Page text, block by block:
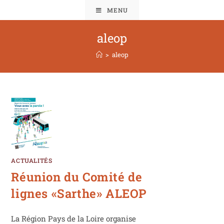
MENU
aleop
> aleop
ACTUALITÉS
Réunion du Comité de
lignes «Sarthe» ALEOP
La Région Pays de la Loire organise